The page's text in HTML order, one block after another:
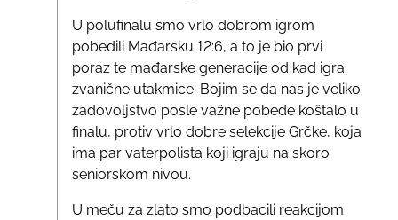
U polufinalu smo vrlo dobrom igrom
pobedili Mađarsku 12:6, a to je bio prvi
poraz te mađarske generacije od kad igra
zvanične utakmice. Bojim se da nas je veliko
zadovoljstvo posle važne pobede koštalo u
finalu, protiv vrlo dobre selekcije Grčke, koja
ima par vaterpolista koji igraju na skoro
seniorskom nivou.
U meču za zlato smo podbacili reakcijom